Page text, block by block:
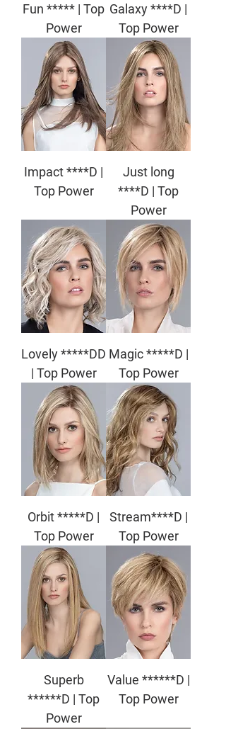
Fun ***** | Top
Power
Galaxy ****D |
Top Power
Impact ****D |
Top Power
Just long
****D | Top
Power
Lovely *****DD
| Top Power
Magic *****D |
Top Power
Orbit *****D |
Top Power
Stream****D |
Top Power
Superb
******D | Top
Power
Value ******D |
Top Power